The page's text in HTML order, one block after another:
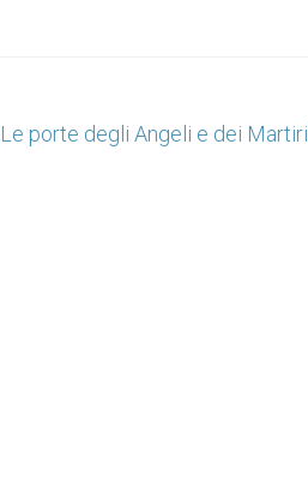
Le porte degli Angeli e dei Martiri